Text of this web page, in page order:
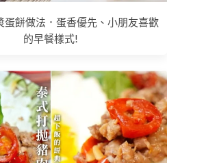
蛋餅做法．蛋香優先、小朋友喜歡
的早餐樣式!